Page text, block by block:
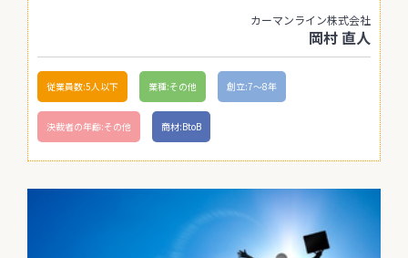
カーマンライン株式会社
岡村 直人
従業員数:5人以下 業種:その他 創立:7〜8年
決裁者の年齢:その他 商材:BtoB